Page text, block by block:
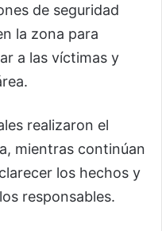
de seguridad
la zona para
a las víctimas y
realizaron el
mientras continúan
los hechos y
responsables.